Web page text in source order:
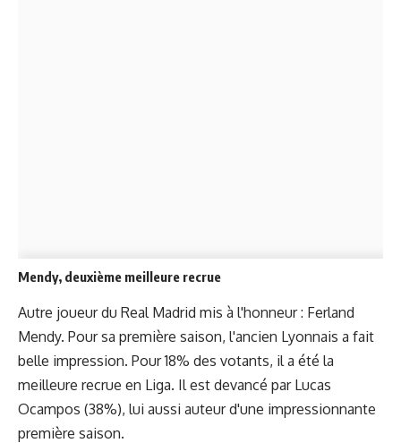
Mendy, deuxième meilleure recrue
Autre joueur du Real Madrid mis à l'honneur : Ferland
Mendy. Pour sa première saison, l'ancien Lyonnais a fait
belle impression. Pour 18% des votants, il a été la
meilleure recrue en Liga. Il est devancé par Lucas
Ocampos (38%), lui aussi auteur d'une impressionnante
première saison.